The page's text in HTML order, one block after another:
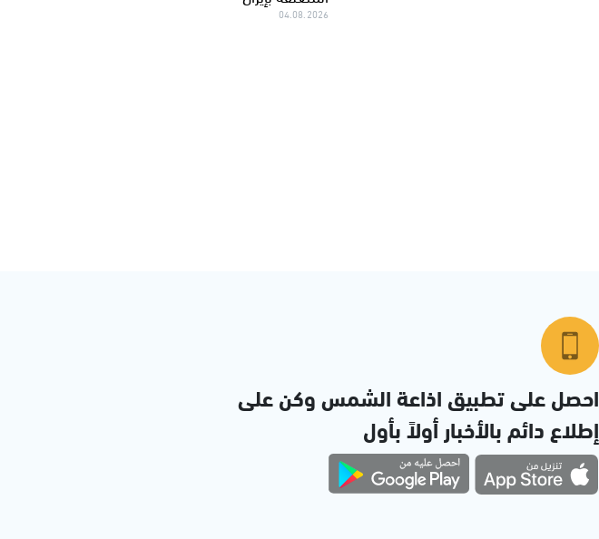
04.08.2026
احصل على تطبيق اذاعة الشمس وكن على
إطلاع دائم بالأخبار أولاً بأول